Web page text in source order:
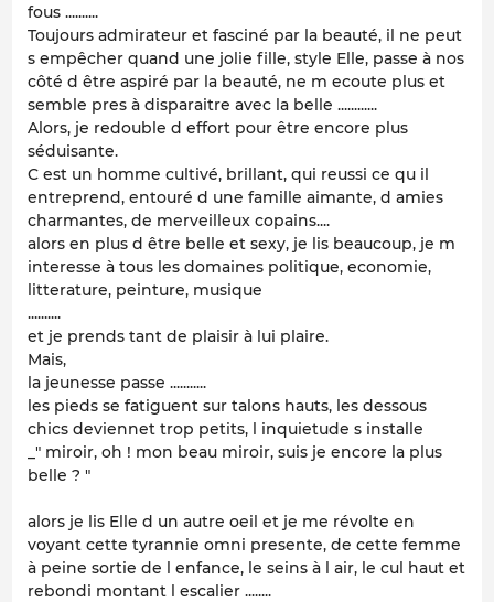
fous ..........
Toujours admirateur et fasciné par la beauté, il ne peut
s empêcher quand une jolie fille, style Elle, passe à nos
côté d être aspiré par la beauté, ne m ecoute plus et
semble pres à disparaitre avec la belle ............
Alors, je redouble d effort pour être encore plus
séduisante.
C est un homme cultivé, brillant, qui reussi ce qu il
entreprend, entouré d une famille aimante, d amies
charmantes, de merveilleux copains....
alors en plus d être belle et sexy, je lis beaucoup, je m
interesse à tous les domaines politique, economie,
litterature, peinture, musique
..........
et je prends tant de plaisir à lui plaire.
Mais,
la jeunesse passe ...........
les pieds se fatiguent sur talons hauts, les dessous
chics deviennet trop petits, l inquietude s installe
_" miroir, oh ! mon beau miroir, suis je encore la plus
belle ? "
alors je lis Elle d un autre oeil et je me révolte en
voyant cette tyrannie omni presente, de cette femme
à peine sortie de l enfance, le seins à l air, le cul haut et
rebondi montant l escalier ........